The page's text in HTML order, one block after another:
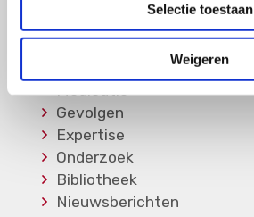
Selectie toestaan
Weigeren
Informatie
Soorten Vasculitis
Medicatie
Gevolgen
Expertise
Onderzoek
Bibliotheek
Nieuwsberichten